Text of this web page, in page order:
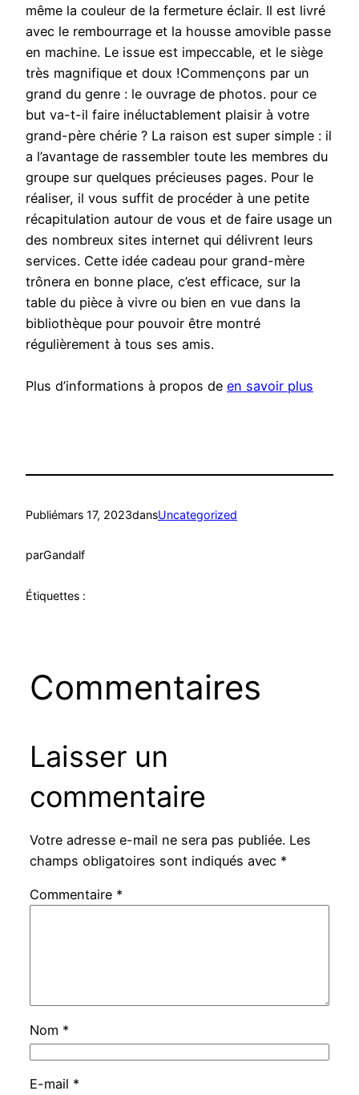
même la couleur de la fermeture éclair. Il est livré
avec le rembourrage et la housse amovible passe
en machine. Le issue est impeccable, et le siège
très magnifique et doux !Commençons par un
grand du genre : le ouvrage de photos. pour ce
but va-t-il faire inéluctablement plaisir à votre
grand-père chérie ? La raison est super simple : il
a l’avantage de rassembler toute les membres du
groupe sur quelques précieuses pages. Pour le
réaliser, il vous suffit de procéder à une petite
récapitulation autour de vous et de faire usage un
des nombreux sites internet qui délivrent leurs
services. Cette idée cadeau pour grand-mère
trônera en bonne place, c’est efficace, sur la
table du pièce à vivre ou bien en vue dans la
bibliothèque pour pouvoir être montré
régulièrement à tous ses amis.
Plus d’informations à propos de en savoir plus
Publiémars 17, 2023dansUncategorized
parGandalf
Étiquettes :
Commentaires
Laisser un
commentaire
Votre adresse e-mail ne sera pas publiée. Les
champs obligatoires sont indiqués avec *
Commentaire *
Nom *
E-mail *